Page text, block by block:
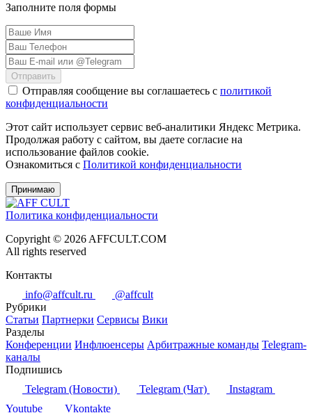
Заполните поля формы
Отправить
Отправляя сообщение вы соглашаетесь с политикой
конфиденциальности
Этот сайт использует сервис веб-аналитики Яндекс Метрика.
Продолжая работу с сайтом, вы даете согласие на
использование файлов cookie.
Ознакомиться с Политикой конфиденциальности
Принимаю
Политика конфиденциальности
Copyright © 2026 AFFCULT.COM
All rights reserved
Контакты
info@affcult.ru
@affcult
Рубрики
Статьи Партнерки Сервисы Вики
Разделы
Конференции Инфлюенсеры Арбитражные команды Telegram-
каналы
Подпишись
Telegram (Новости)
Telegram (Чат)
Instagram
Youtube
Vkontakte